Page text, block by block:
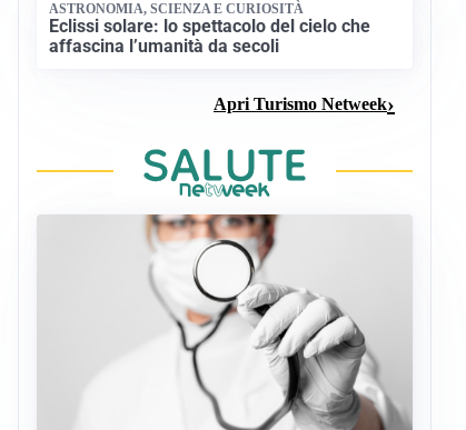
ASTRONOMIA, SCIENZA E CURIOSITÀ
Eclissi solare: lo spettacolo del cielo che
affascina l’umanità da secoli
Apri Turismo Netweek